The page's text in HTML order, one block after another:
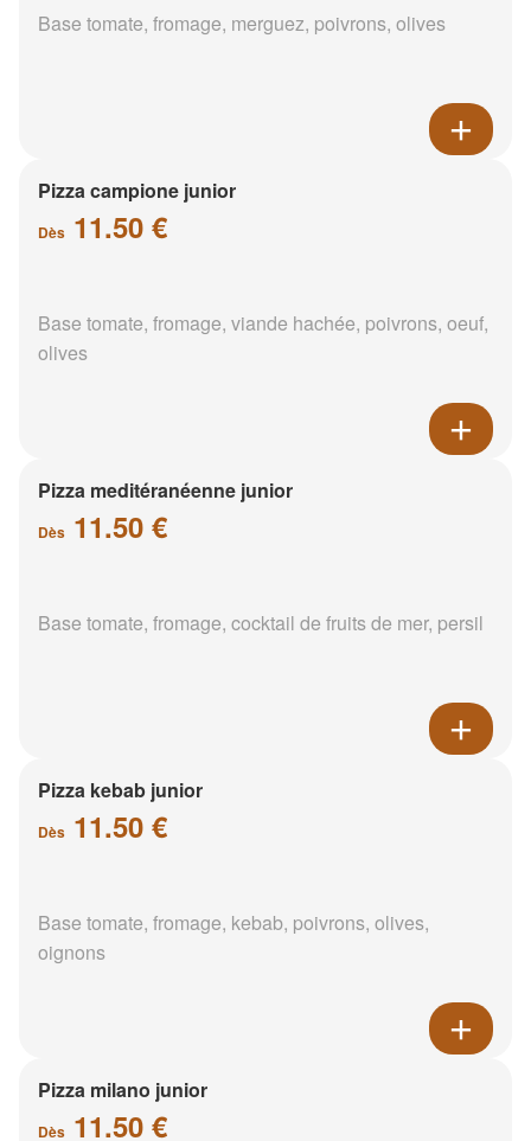
Base tomate, fromage, merguez, poivrons, olives
Pizza campione junior
Dès 11.50 €
Base tomate, fromage, viande hachée, poivrons, oeuf,
olives
Pizza meditéranéenne junior
Dès 11.50 €
Base tomate, fromage, cocktail de fruits de mer, persil
Pizza kebab junior
Dès 11.50 €
Base tomate, fromage, kebab, poivrons, olives,
oignons
Pizza milano junior
Dès 11.50 €